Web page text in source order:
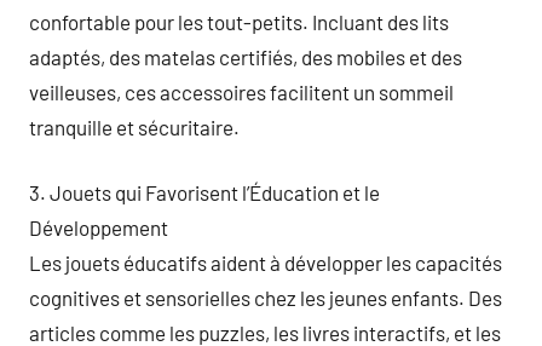
confortable pour les tout-petits. Incluant des lits
adaptés, des matelas certifiés, des mobiles et des
veilleuses, ces accessoires facilitent un sommeil
tranquille et sécuritaire.
3. Jouets qui Favorisent l’Éducation et le
Développement
Les jouets éducatifs aident à développer les capacités
cognitives et sensorielles chez les jeunes enfants. Des
articles comme les puzzles, les livres interactifs, et les